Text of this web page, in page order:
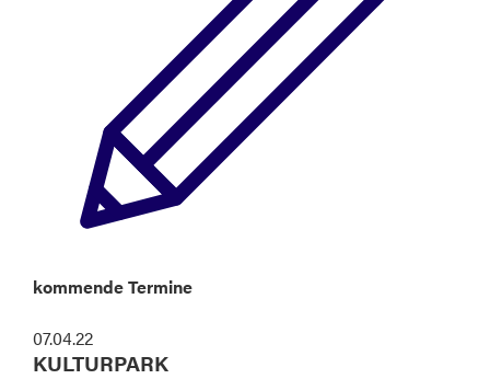
kommende Termine
07.04.22
KULTURPARK